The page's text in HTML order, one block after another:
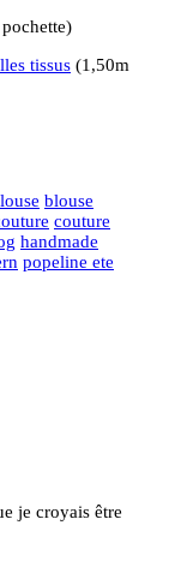
tissus (1,50m
blouse
couture
handmade
popeline ete
je croyais être